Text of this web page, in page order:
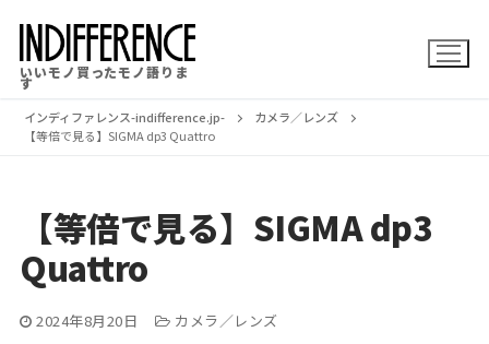
いいモノ買ったモノ語りま
す
インディファレンス-indifference.jp-
カメラ／レンズ
【等倍で見る】SIGMA dp3 Quattro
【等倍で見る】SIGMA dp3
Quattro
2024年8月20日 カメラ／レンズ